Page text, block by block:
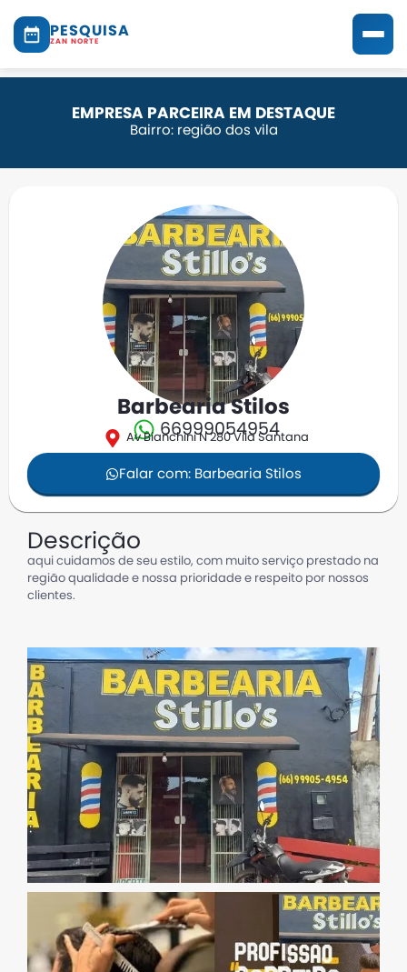
PESQUISA
ZAN NORTE
EMPRESA PARCEIRA EM DESTAQUE
Bairro: região dos vila
Barbearia Stilos
66999054954
Av Bianchini N 280 Vila Santana
Falar com: Barbearia Stilos
Descrição
aqui cuidamos de seu estilo, com muito serviço prestado na
região qualidade e nossa prioridade e respeito por nossos
clientes.